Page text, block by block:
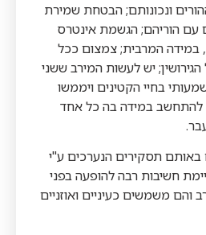
ונכונותם; הבטחת שמירת
עם הוריהם; הגשמת אינטרס
במידה המרבית; צמצום ככל
יש לעשות המירב ששני
בחיי הקטינים ויממשו
להתחשב במידה בה כל אחד
באותם תסקירים הנערכים ע"י
חשיבות רבה להופעה בפני
משמשים כעיניים ואוזניים